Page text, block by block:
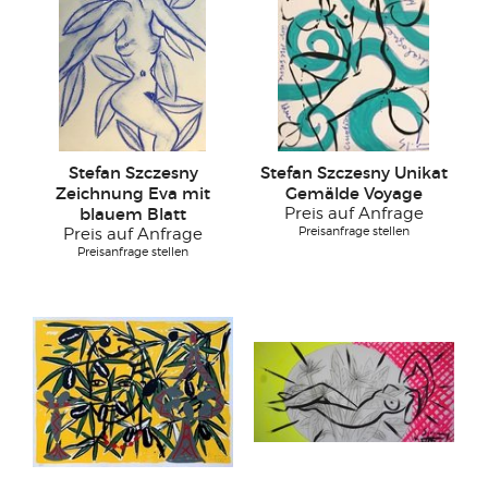
Stefan Szczesny
Zeichnung Eva mit
blauem Blatt
Preis auf Anfrage
Preisanfrage stellen
Stefan Szczesny Unikat
Gemälde Voyage
Preis auf Anfrage
Preisanfrage stellen